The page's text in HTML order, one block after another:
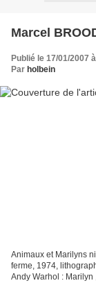
Marcel
Publié le 17/01/2007
Par holbein
Animaux et Marilyns
ferme, 1974,
Andy Warhol :